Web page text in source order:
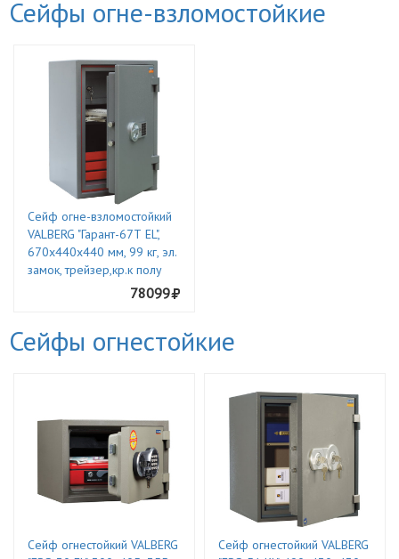
Сейфы огне-взломостойкие
Сейф огне-взломостойкий
VALBERG "Гарант-67Т EL",
670х440х440 мм, 99 кг, эл.
замок, трейзер,кр.к полу
78099
Сейфы огнестойкие
Сейф огнестойкий VALBERG
Сейф огнестойкий VALBERG